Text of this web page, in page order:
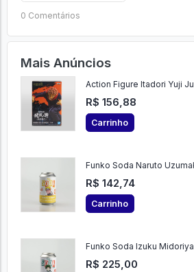
0 Comentários
Mais Anúncios
Action Figure Itadori Yuji
R$ 156,88
Carrinho
Funko Soda Naruto
R$ 142,74
Carrinho
Funko Soda Izuku
R$ 225,00